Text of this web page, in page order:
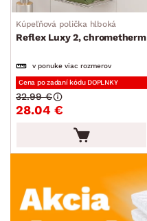
Kúpeľňová polička hlboká
Reflex Luxy 2, chrometherm
v ponuke viac rozmerov
Cena po zadaní kódu DOPLNKY
28.04 €
32.99 €